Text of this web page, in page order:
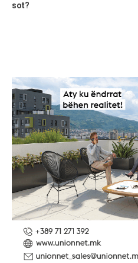
sot?